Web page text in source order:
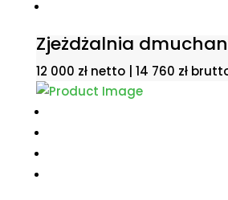
Zjeżdżalnia
12 000 zł netto | 14 760 zł